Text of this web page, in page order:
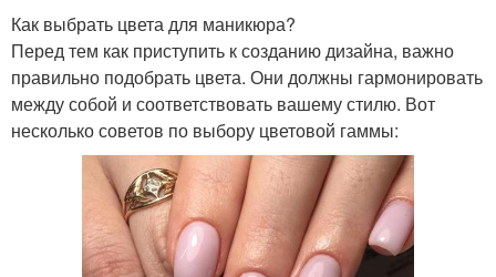
Как выбрать цвета для маникюра?
Перед тем как приступить к созданию дизайна, важно
правильно подобрать цвета. Они должны гармонировать
между собой и соответствовать вашему стилю. Вот
несколько советов по выбору цветовой гаммы: